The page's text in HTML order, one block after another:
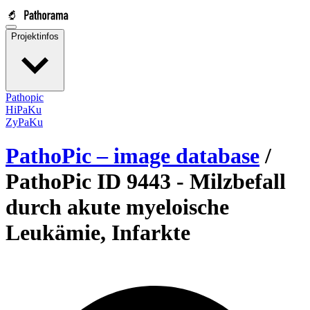
Projektinfos
Pathopic
HiPaKu
ZyPaKu
PathoPic – image database /
PathoPic ID 9443 - Milzbefall
durch akute myeloische
Leukämie, Infarkte